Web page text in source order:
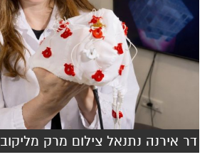
דר אירנה נתנאל צילום מרק מליקוב